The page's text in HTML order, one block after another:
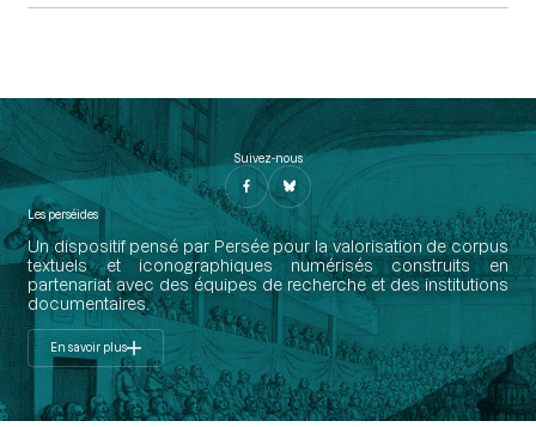
Suivez-nous
Les perséides
Un dispositif pensé par Persée pour la valorisation de corpus
textuels et iconographiques numérisés construits en
partenariat avec des équipes de recherche et des institutions
documentaires.
En savoir plus